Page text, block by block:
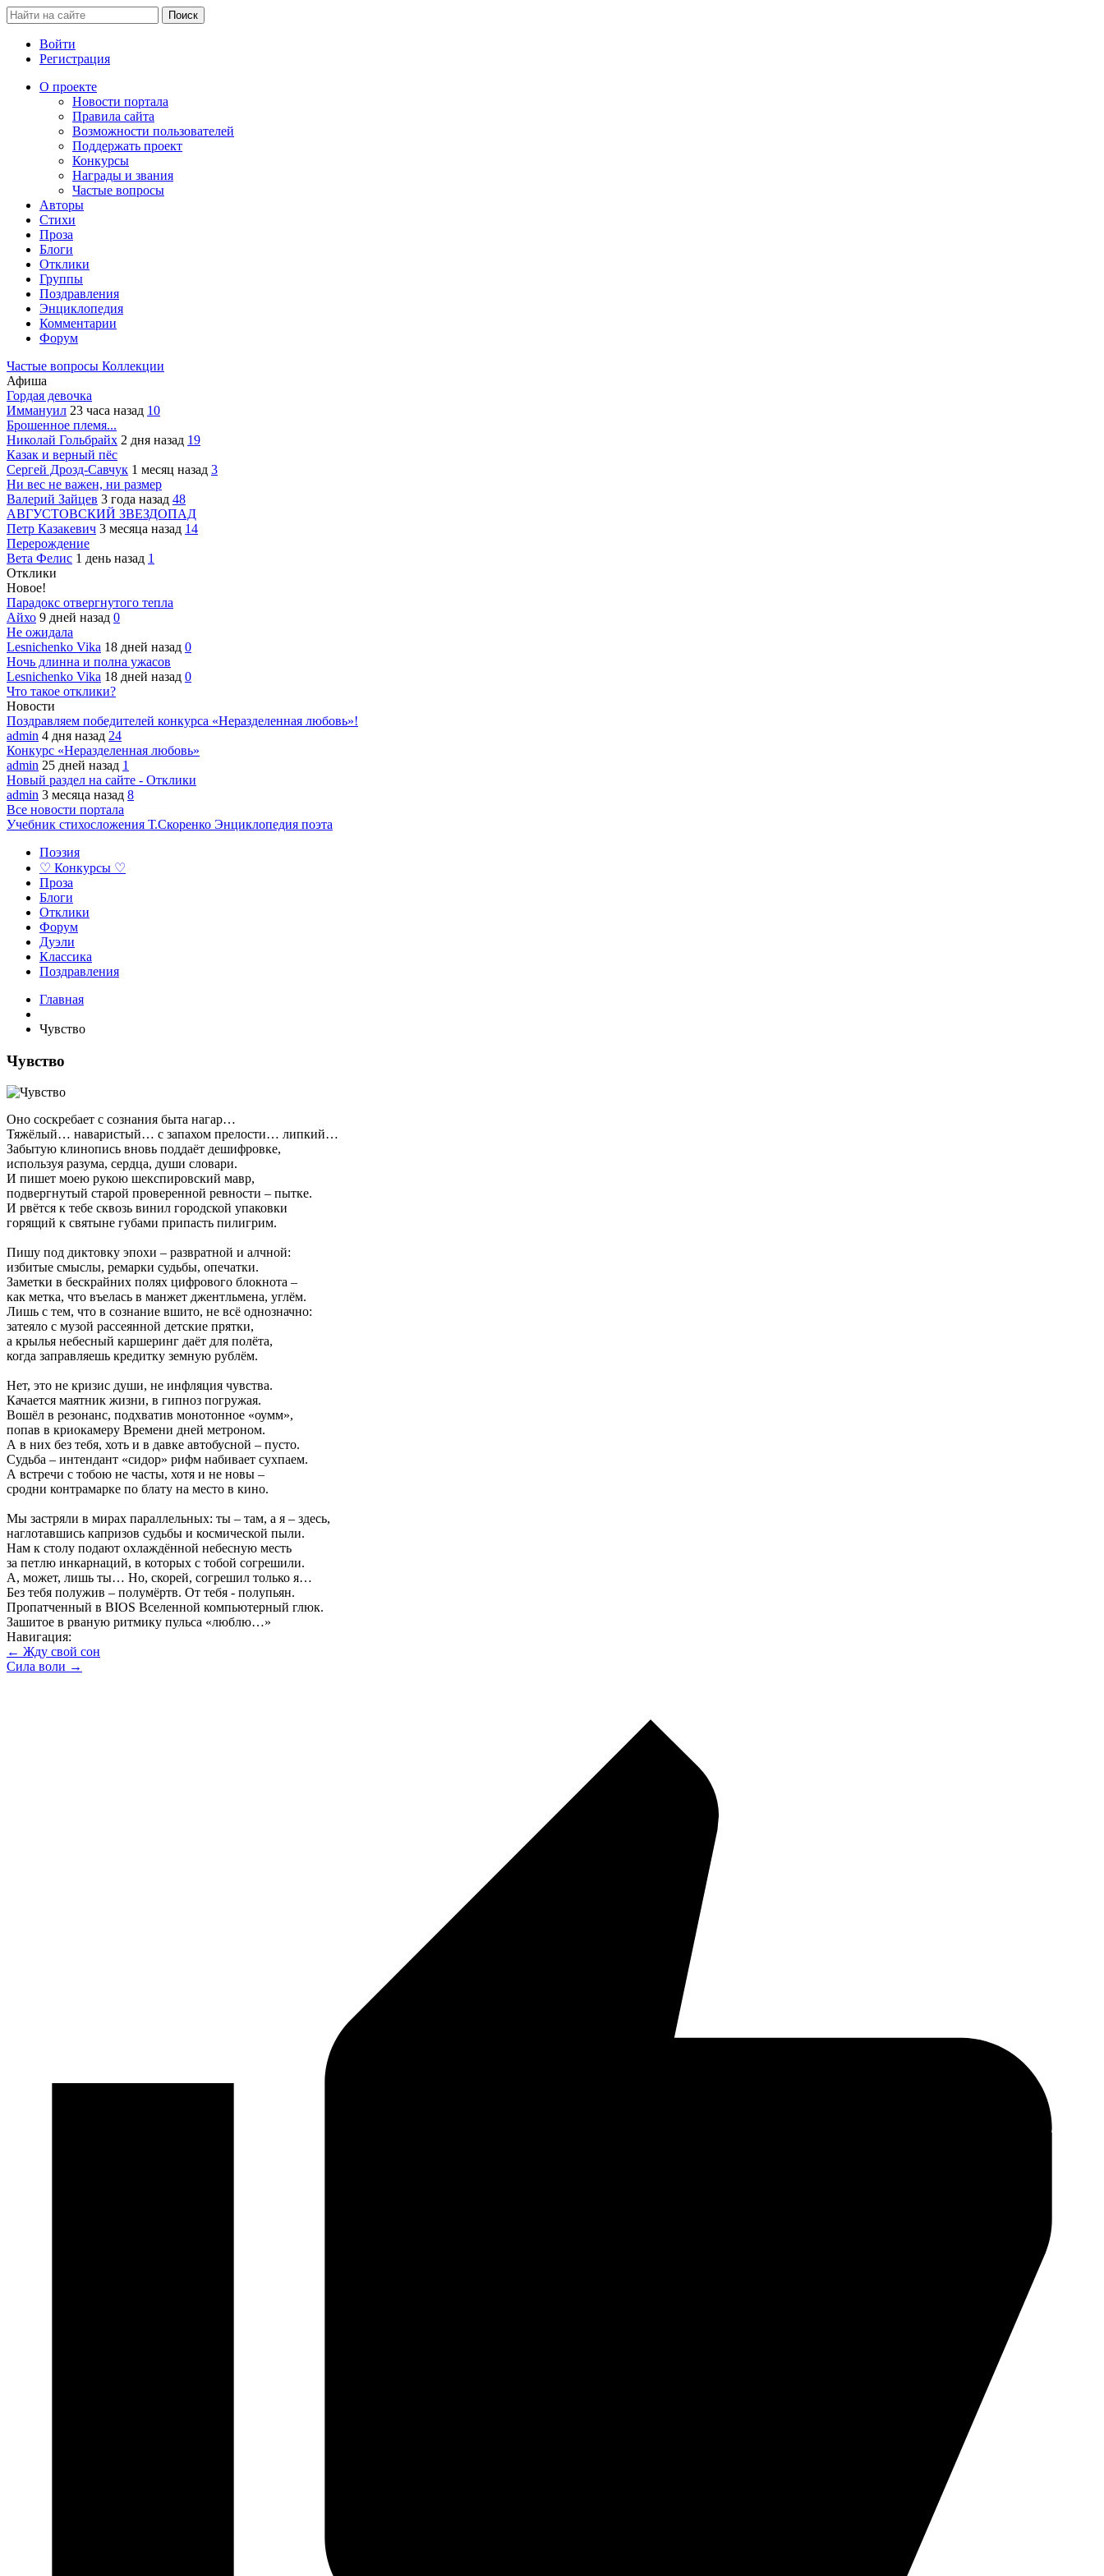
Войти
Регистрация
О проекте
Новости портала
Правила сайта
Возможности пользователей
Поддержать проект
Конкурсы
Награды и звания
Частые вопросы
Авторы
Стихи
Проза
Блоги
Отклики
Группы
Поздравления
Энциклопедия
Комментарии
Форум
Частые вопросы Коллекции
Афиша
Гордая девочка
Иммануил 23 часа назад 10
Брошенное племя...
Николай Гольбрайх 2 дня назад 19
Казак и верный пёс
Сергей Дрозд-Савчук 1 месяц назад 3
Ни вес не важен, ни размер
Валерий Зайцев 3 года назад 48
АВГУСТОВСКИЙ ЗВЕЗДОПАД
Петр Казакевич 3 месяца назад 14
Перерождение
Вета Фелис 1 день назад 1
Отклики
Новое!
Парадокс отвергнутого тепла
Айхо 9 дней назад 0
Не ожидала
Lesnichenko Vika 18 дней назад 0
Ночь длинна и полна ужасов
Lesnichenko Vika 18 дней назад 0
Что такое отклики?
Новости
Поздравляем победителей конкурса «Неразделенная любовь»!
admin 4 дня назад 24
Конкурс «Неразделенная любовь»
admin 25 дней назад 1
Новый раздел на сайте - Отклики
admin 3 месяца назад 8
Все новости портала
Учебник стихосложения Т.Скоренко Энциклопедия поэта
Поэзия
♡ Конкурсы ♡
Проза
Блоги
Отклики
Форум
Дуэли
Классика
Поздравления
Главная
Чувство
Чувство
Оно соскребает с сознания быта нагар…
Тяжёлый… наваристый… с запахом прелости… липкий…
Забытую клинопись вновь поддаёт дешифровке,
используя разума, сердца, души словари.
И пишет моею рукою шекспировский мавр,
подвергнутый старой проверенной ревности – пытке.
И рвётся к тебе сквозь винил городской упаковки
горящий к святыне губами припасть пилигрим.
Пишу под диктовку эпохи – развратной и алчной:
избитые смыслы, ремарки судьбы, опечатки.
Заметки в бескрайних полях цифрового блокнота –
как метка, что въелась в манжет джентльмена, углём.
Лишь с тем, что в сознание вшито, не всё однозначно:
затеяло с музой рассеянной детские прятки,
а крылья небесный каршеринг даёт для полёта,
когда заправляешь кредитку земную рублём.
Нет, это не кризис души, не инфляция чувства.
Качается маятник жизни, в гипноз погружая.
Вошёл в резонанс, подхватив монотонное «оумм»,
попав в криокамеру Времени дней метроном.
А в них без тебя, хоть и в давке автобусной – пусто.
Судьба – интендант «сидор» рифм набивает сухпаем.
А встречи с тобою не часты, хотя и не новы –
сродни контрамарке по блату на место в кино.
Мы застряли в мирах параллельных: ты – там, а я – здесь,
наглотавшись капризов судьбы и космической пыли.
Нам к столу подают охлаждённой небесную месть
за петлю инкарнаций, в которых с тобой согрешили.
А, может, лишь ты… Но, скорей, согрешил только я…
Без тебя полужив – полумёртв. От тебя - полупьян.
Пропатченный в BIOS Вселенной компьютерный глюк.
Зашитое в рваную ритмику пульса «люблю…»
Навигация:
← Жду свой сон
Сила воли →